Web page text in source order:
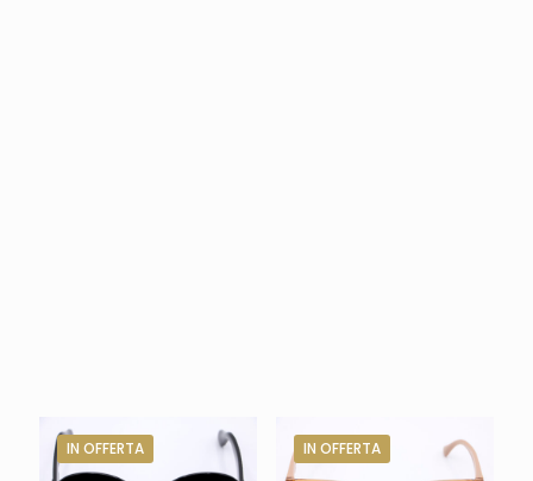
IN OFFERTA IN OFFERTA